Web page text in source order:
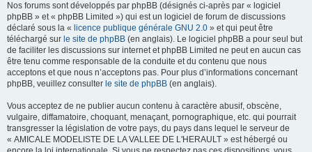
Nos forums sont développés par phpBB (désignés ci-après par « logiciel
phpBB » et « phpBB Limited ») qui est un logiciel de forum de discussions
déclaré sous la « licence publique générale GNU 2.0 » et qui peut être
téléchargé sur le site de phpBB (en anglais). Le logiciel phpBB a pour seul but
de faciliter les discussions sur internet et phpBB Limited ne peut en aucun cas
être tenu comme responsable de la conduite et du contenu que nous
acceptons et que nous n’acceptons pas. Pour plus d’informations concernant
phpBB, veuillez consulter le site de phpBB (en anglais).
Vous acceptez de ne publier aucun contenu à caractère abusif, obscène,
vulgaire, diffamatoire, choquant, menaçant, pornographique, etc. qui pourrait
transgresser la législation de votre pays, du pays dans lequel le serveur de
« AMICALE MODELISTE DE LA VALLEE DE L'HERAULT » est hébergé ou